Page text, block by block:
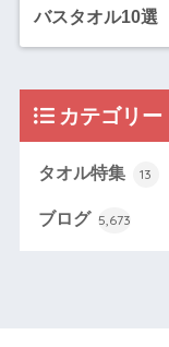
バスタオル10選
カテゴリー
タオル特集 13
ブログ 5,673